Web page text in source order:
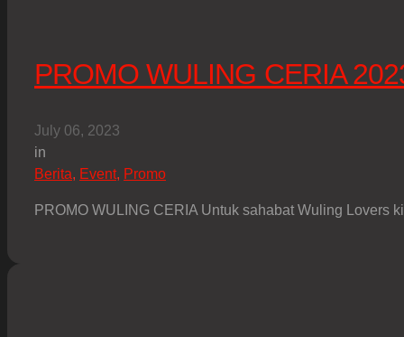
PROMO WULING CERIA
July 06, 2023
in
Berita, Event, Promo
PROMO WULING CERIA Untuk sahabat Wuling Lovers